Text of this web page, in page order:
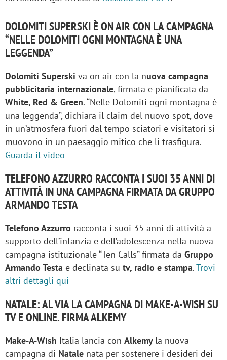
DOLOMITI SUPERSKI È ON AIR CON LA CAMPAGNA
“NELLE DOLOMITI OGNI MONTAGNA È UNA
LEGGENDA”
Dolomiti Superski va on air con la nuova campagna
pubblicitaria internazionale, firmata e pianificata da
White, Red & Green. “Nelle Dolomiti ogni montagna è
una leggenda”, dichiara il claim del nuovo spot, dove
in un’atmosfera fuori dal tempo sciatori e visitatori si
muovono in un paesaggio mitico che li trasfigura.
Guarda il video
TELEFONO AZZURRO RACCONTA I SUOI 35 ANNI DI
ATTIVITÀ IN UNA CAMPAGNA FIRMATA DA GRUPPO
ARMANDO TESTA
Telefono Azzurro racconta i suoi 35 anni di attività a
supporto dell’infanzia e dell’adolescenza nella nuova
campagna istituzionale “Ten Calls” firmata da Gruppo
Armando Testa e declinata su tv, radio e stampa.Trovi
altri dettagli qui
NATALE: AL VIA LA CAMPAGNA DI MAKE-A-WISH SU
TV E ONLINE. FIRMA ALKEMY
Make-A-Wish Italia lancia con Alkemy la nuova
campagna di Natale nata per sostenere i desideri dei